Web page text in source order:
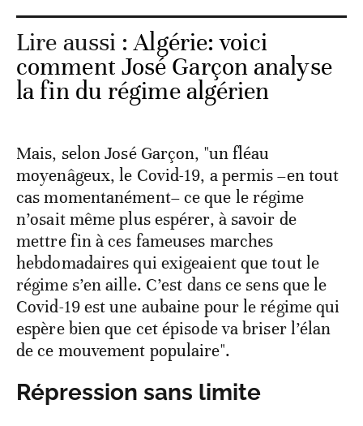
Lire aussi :Algérie: voici
comment José Garçon analyse
la fin du régime algérien
Mais, selon José Garçon, "un fléau
moyenâgeux, le Covid-19, a permis –en tout
cas momentanément– ce que le régime
n’osait même plus espérer, à savoir de
mettre fin à ces fameuses marches
hebdomadaires qui exigeaient que tout le
régime s’en aille. C’est dans ce sens que le
Covid-19 est une aubaine pour le régime qui
espère bien que cet épisode va briser l’élan
de ce mouvement populaire".
Répression sans limite